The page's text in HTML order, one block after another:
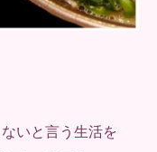
いと言う生活を